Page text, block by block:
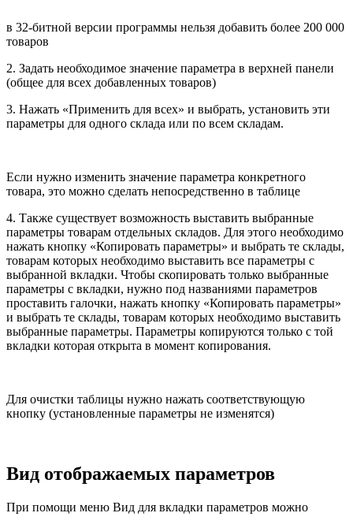
в 32-битной версии программы нельзя добавить более 200 000
товаров
2. Задать необходимое значение параметра в верхней панели
(общее для всех добавленных товаров)
3. Нажать «Применить для всех» и выбрать, установить эти
параметры для одного склада или по всем складам.
Если нужно изменить значение параметра конкретного
товара, это можно сделать непосредственно в таблице
4. Также существует возможность выставить выбранные
параметры товарам отдельных складов. Для этого необходимо
нажать кнопку «Копировать параметры» и выбрать те склады,
товарам которых необходимо выставить все параметры с
выбранной вкладки. Чтобы скопировать только выбранные
параметры с вкладки, нужно под названиями параметров
проставить галочки, нажать кнопку «Копировать параметры»
и выбрать те склады, товарам которых необходимо выставить
выбранные параметры. Параметры копируются только с той
вкладки которая открыта в момент копирования.
Для очистки таблицы нужно нажать соответствующую
кнопку (установленные параметры не изменятся)
Вид отображаемых параметров
При помощи меню Вид для вкладки параметров можно